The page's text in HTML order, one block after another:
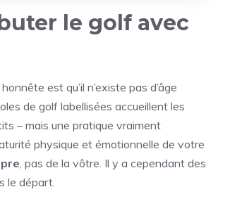
le golf avec
est qu’il n’existe pas d’âge
de golf labellisées accueillent les
– mais une pratique vraiment
physique et émotionnelle de votre
, pas de la vôtre. Il y a cependant des
le départ.